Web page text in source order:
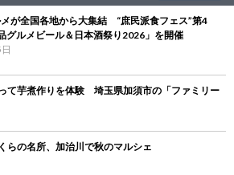
が全国各地から大集結 “庶民派食フェス”第4
グルメビール＆日本酒祭り2026」を開催
て芋煮作りを体験 埼玉県加須市の「ファミリー
らの名所、加治川で秋のマルシェ